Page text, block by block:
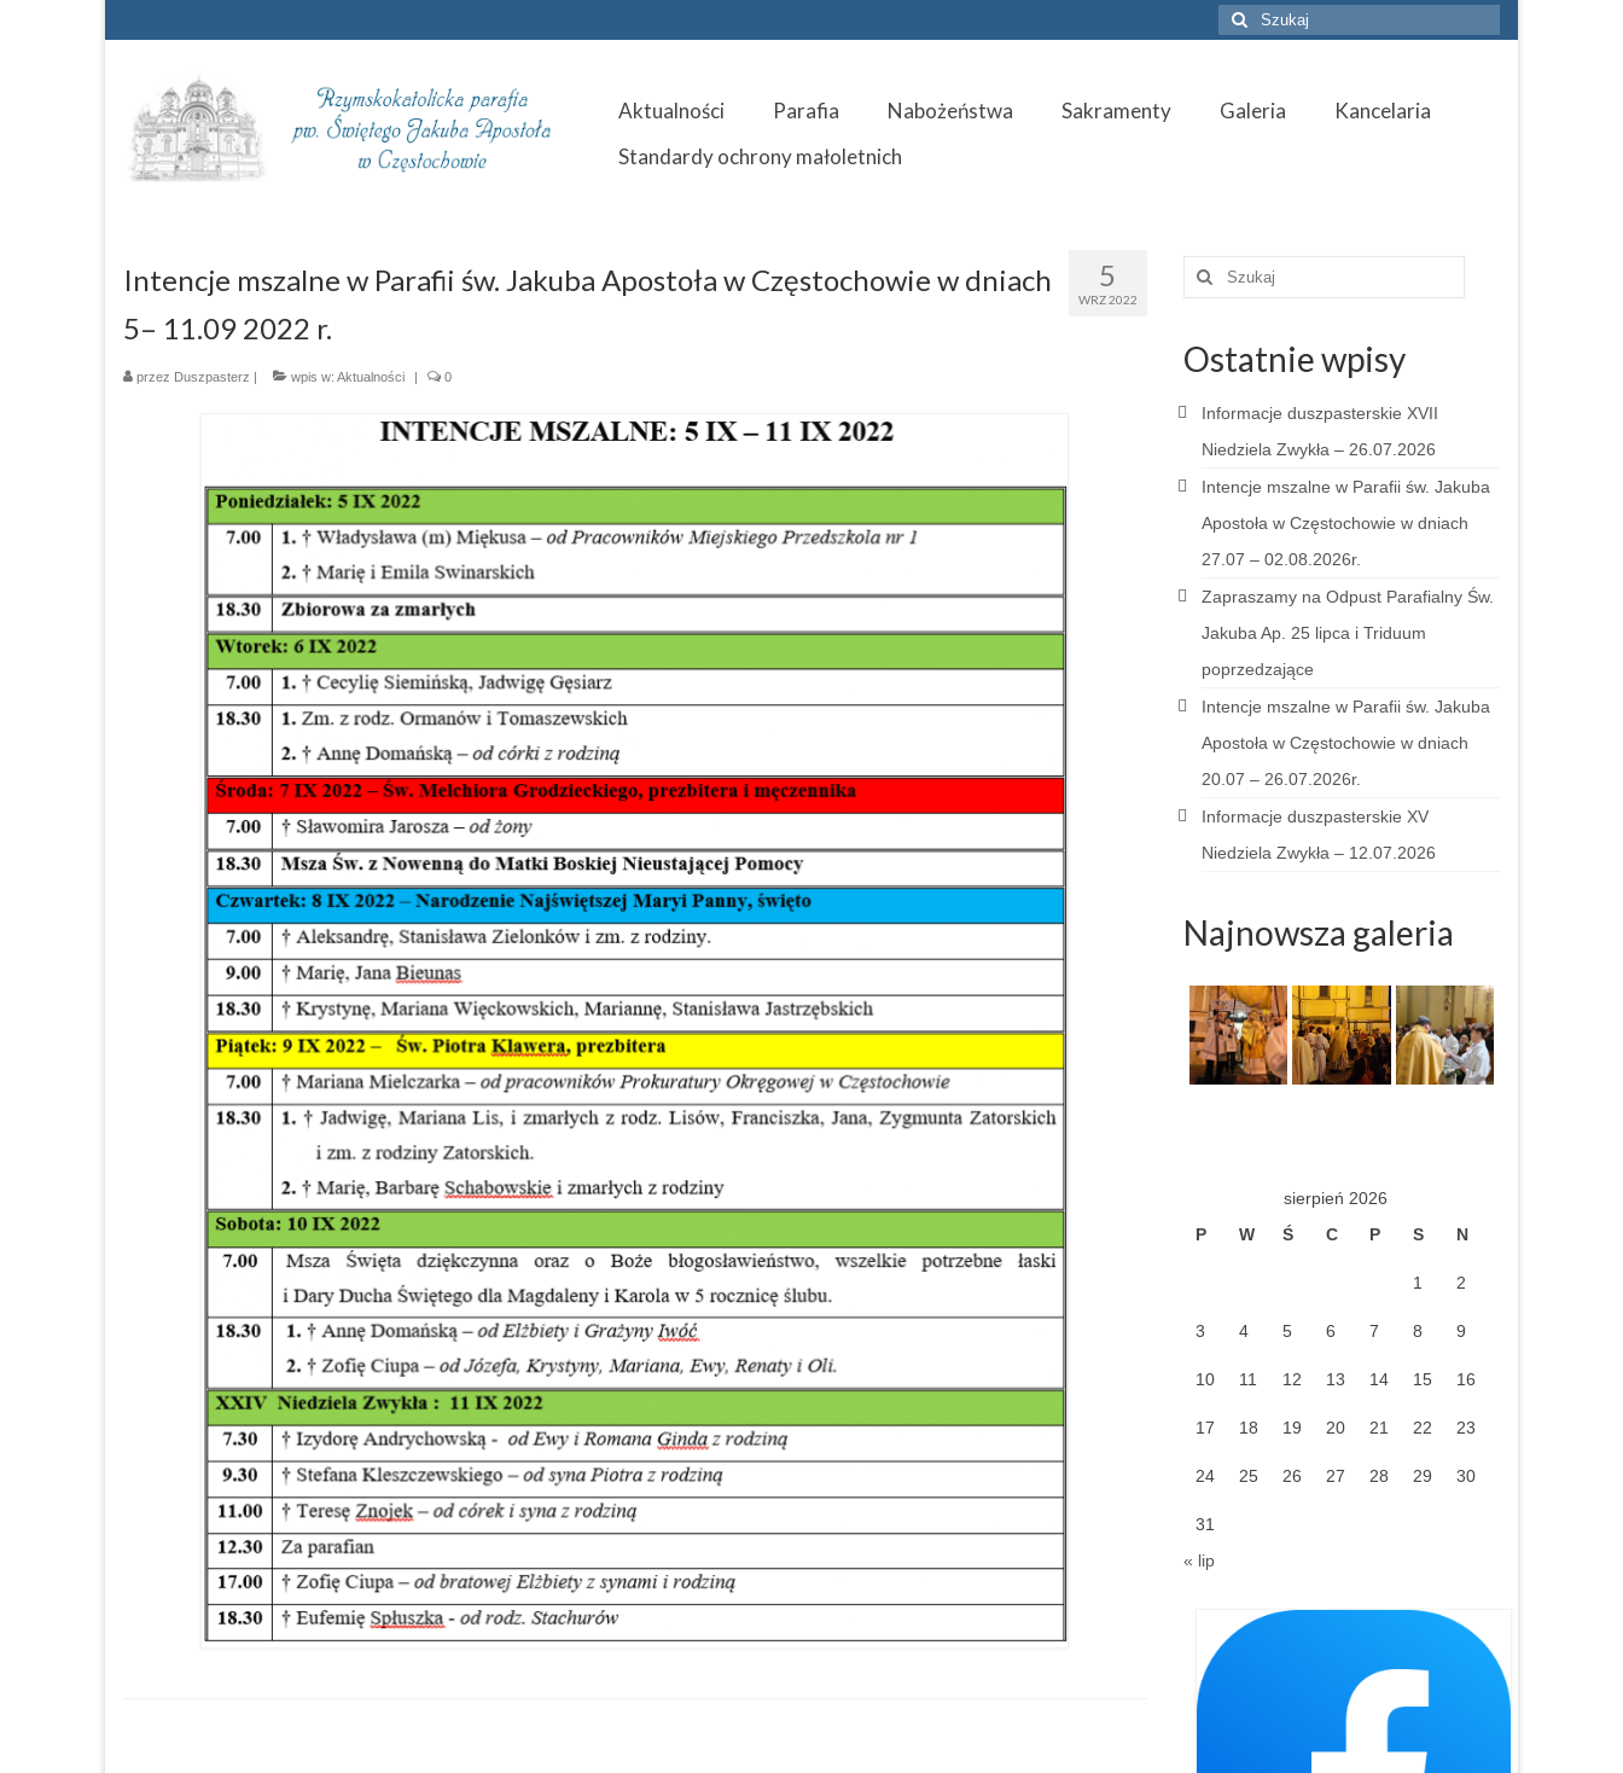
Szuklaj
w:
Aktualności Parafia Nabożeństwa Sakramenty Galeria
Kancelaria
Standardy ochrony małoletnich
5
WRZ 2022
Intencje mszalne w Parafii św. Jakuba Apostoła w Częstochowie w dniach
5– 11.09 2022 r.
przez Duszpasterz wpis w: Aktualności 0
Szuklaj
Ostatnie wpisy
Informacje duszpasterskie XVII
Niedziela Zwykła – 26.07.2026
Intencje mszalne w Parafii św. Jakuba
Apostoła w Częstochowie w dniach
27.07 – 02.08.2026r.
Zapraszamy na Odpust Parafialny Św.
Jakuba Ap. 25 lipca i Triduum
poprzedzające
Intencje mszalne w Parafii św. Jakuba
Apostoła w Częstochowie w dniach
20.07 – 26.07.2026r.
Informacje duszpasterskie XV
Niedziela Zwykła – 12.07.2026
Najnowsza galeria
sierpień 2026
P
W Ś C P S N
1 2
3 4 5 6 7 8 9
10 11 12 13 14 15 16
17 18 19 20 21 22 23
24 25 26 27 28 29 30
31
« lip